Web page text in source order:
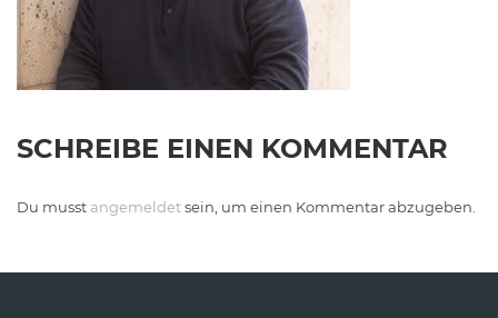
SCHREIBE EINEN KOMMENTAR
Du musst angemeldetsein, um einen Kommentar abzugeben.